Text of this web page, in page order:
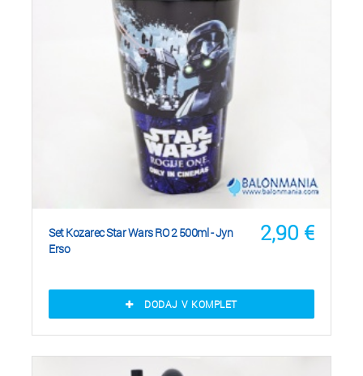
2,90 €
Set Kozarec Star Wars RO 2 500ml - Jyn
Erso
DODAJ V KOMPLET